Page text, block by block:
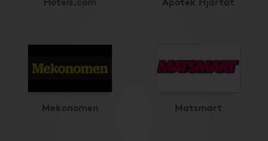
Mekonomen Matsmart